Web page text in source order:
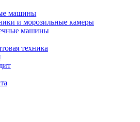
машины
и морозильные камеры
машины
техника